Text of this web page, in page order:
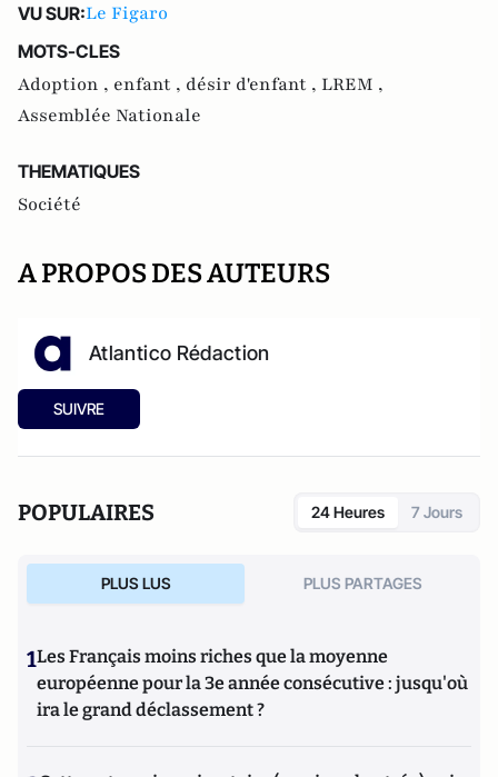
VU SUR:Le Figaro
MOTS-CLES
Adoption , enfant , désir d'enfant , LREM ,
Assemblée Nationale
THEMATIQUES
Société
A PROPOS DES AUTEURS
Atlantico Rédaction
SUIVRE
POPULAIRES 24 Heures 7 Jours
PLUS LUS PLUS PARTAGES
1Les Français moins riches que la moyenne
européenne pour la 3e année consécutive : jusqu'où
ira le grand déclassement ?